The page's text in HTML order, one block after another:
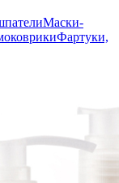
Маски-
Фартуки,